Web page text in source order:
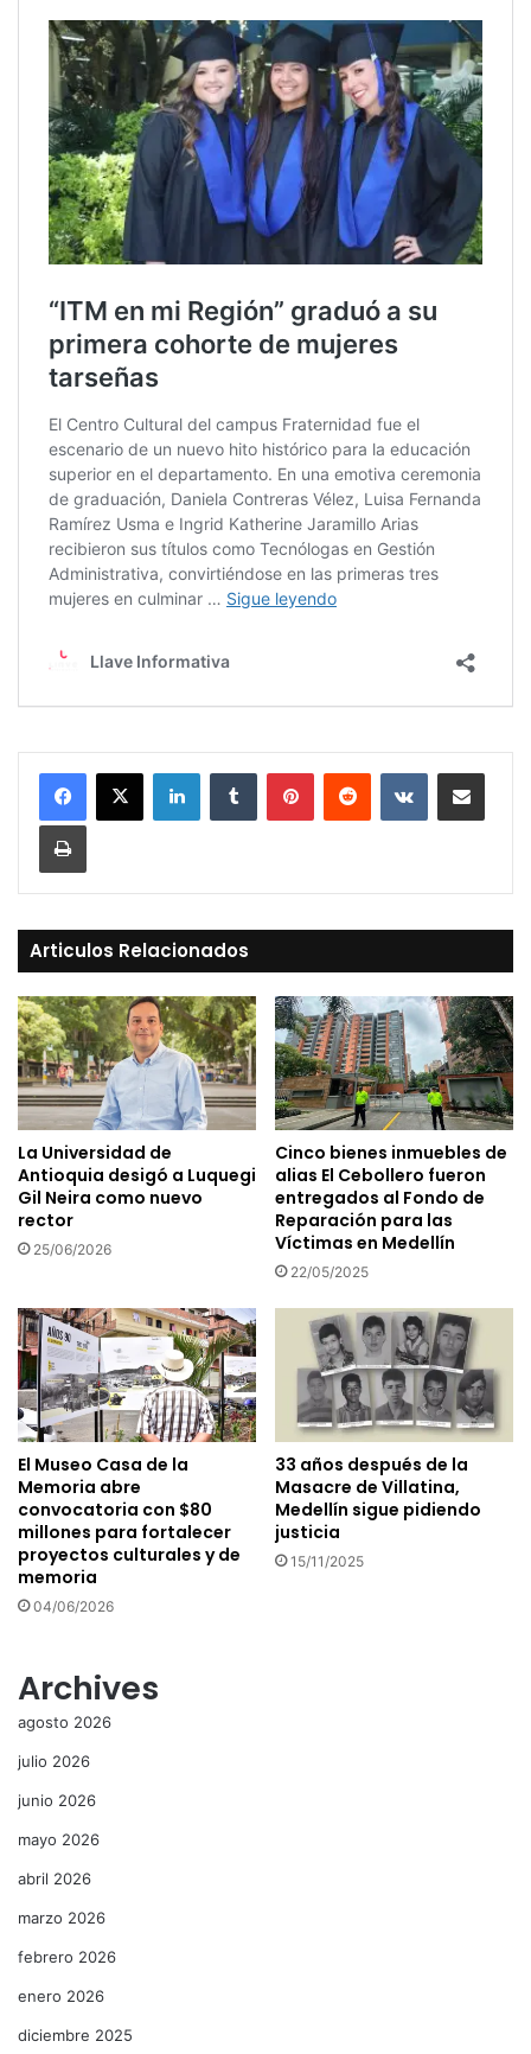
LinkedInTumblr PinterestReddit VKontakteCompartir vía Mail
Print
Articulos Relacionados
La Universidad de
Antioquia desigó a Luquegi
Gil Neira como nuevo
rector
25/06/2026
Cinco bienes inmuebles de
alias El Cebollero fueron
entregados al Fondo de
Reparación para las
Víctimas en Medellín
22/05/2025
El Museo Casa de la
Memoria abre
convocatoria con $80
millones para fortalecer
proyectos culturales y de
memoria
04/06/2026
33 años después de la
Masacre de Villatina,
Medellín sigue pidiendo
justicia
15/11/2025
Archives
agosto 2026
julio 2026
junio 2026
mayo 2026
abril 2026
marzo 2026
febrero 2026
enero 2026
diciembre 2025